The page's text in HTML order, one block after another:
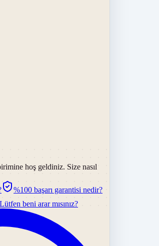
hoş geldiniz. Size nasıl
%100 başarı garantisi nedir?
Lütfen beni arar mısınız?